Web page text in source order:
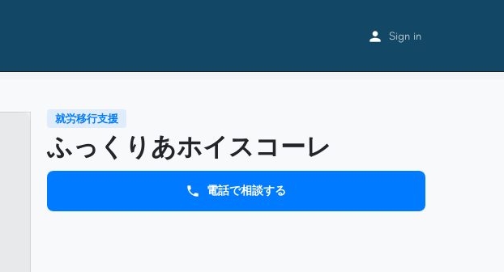
Sign in
ふっくりあホイスコーレ
就労移行支援
ふっくりあホイスコーレ
電話で相談する